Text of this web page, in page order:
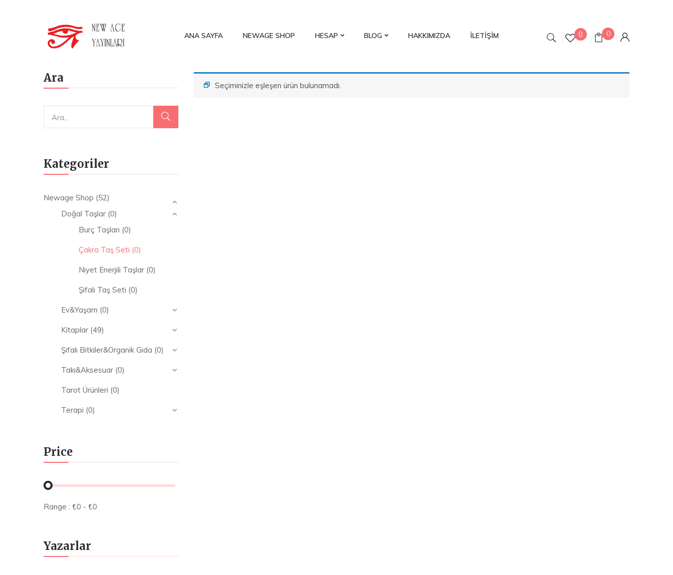
ANA SAYFA NEWAGE SHOP HESAP BLOG HAKKIMIZDA İLETIŞIM 0 0
Ara
Kategoriler
Newage Shop (52)
Doğal Taşlar (0)
Burç Taşları (0)
Çakra Taş Seti (0)
Niyet Enerjili Taşlar (0)
Şifalı Taş Seti (0)
Ev&Yaşam (0)
Kitaplar (49)
Şifalı Bitkiler&Organik Gıda (0)
Takı&Aksesuar (0)
Tarot Ürünleri (0)
Terapi (0)
Price
Range : ₺0 - ₺0
Yazarlar
Seçiminizle eşleşen ürün bulunamadı.